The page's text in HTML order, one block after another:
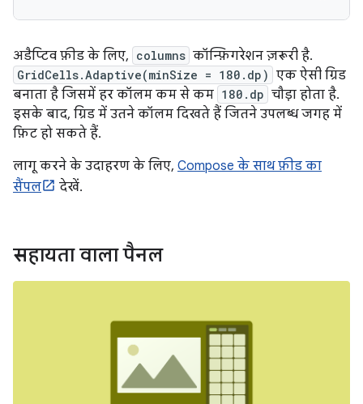
अडैप्टिव फ़ीड के लिए, columns कॉन्फ़िगरेशन ज़रूरी है.
GridCells.Adaptive(minSize = 180.dp) एक ऐसी ग्रिड
बनाता है जिसमें हर कॉलम कम से कम 180.dp चौड़ा होता है.
इसके बाद, ग्रिड में उतने कॉलम दिखते हैं जितने उपलब्ध जगह में
फ़िट हो सकते हैं.
लागू करने के उदाहरण के लिए, Compose के साथ फ़ीड का
सैंपल
देखें.
सहायता वाला पैनल